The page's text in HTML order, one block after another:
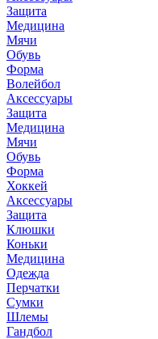
Защита
Медицина
Мячи
Обувь
Форма
Волейбол
Аксессуары
Защита
Медицина
Мячи
Обувь
Форма
Хоккей
Аксессуары
Защита
Клюшки
Коньки
Медицина
Одежда
Перчатки
Сумки
Шлемы
Гандбол